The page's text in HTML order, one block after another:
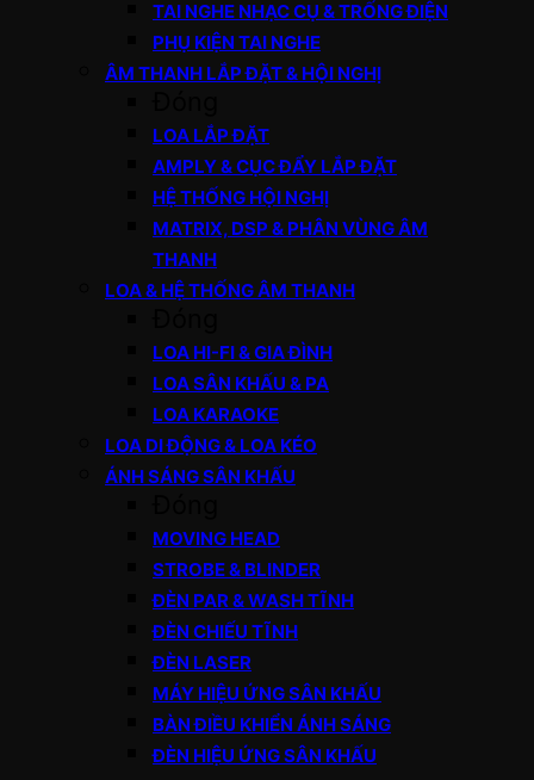
TAI NGHE NHẠC CỤ & TRỐNG ĐIỆN
PHỤ KIỆN TAI NGHE
ÂM THANH LẮP ĐẶT & HỘI NGHỊ
LOA LẮP ĐẶT
AMPLY & CỤC ĐẨY LẮP ĐẶT
HỆ THỐNG HỘI NGHỊ
MATRIX, DSP & PHÂN VÙNG ÂM
THANH
LOA & HỆ THỐNG ÂM THANH
LOA HI-FI & GIA ĐÌNH
LOA SÂN KHẤU & PA
LOA KARAOKE
LOA DI ĐỘNG & LOA KÉO
ÁNH SÁNG SÂN KHẤU
MOVING HEAD
STROBE & BLINDER
ĐÈN PAR & WASH TĨNH
ĐÈN CHIẾU TĨNH
ĐÈN LASER
MÁY HIỆU ỨNG SÂN KHẤU
BÀN ĐIỀU KHIỂN ÁNH SÁNG
ĐÈN HIỆU ỨNG SÂN KHẤU